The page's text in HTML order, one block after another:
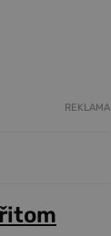
REKLAMA